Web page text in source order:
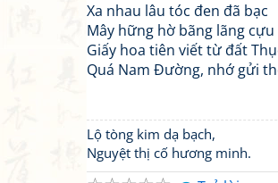
Xa nhau lâu tóc đen đã bạc
Mây hững hờ bãng lãng cựu
Giấy hoa tiên viết từ đất
Quá Nam Đường, nhớ gửi
Lộ tòng kim dạ bạch,
Nguyệt thị cố hương minh.